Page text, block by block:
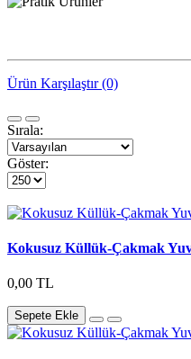
Ürün Karşılaştır (0)
Sırala:
Göster:
Kokusuz Küllük-Çakmak
0,00 TL
Sepete Ekle